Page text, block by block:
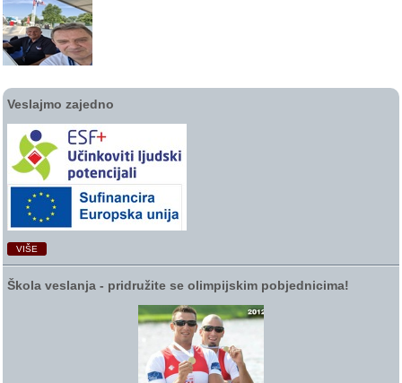
Veslajmo zajedno
VIŠE
Škola veslanja ‑ pridružite se olimpijskim pobjednicima!